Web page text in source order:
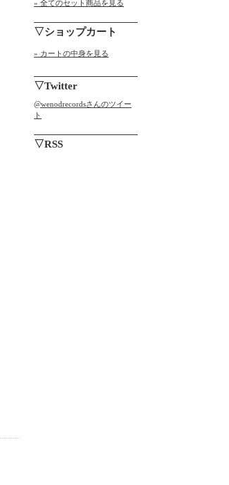
» 全てのセット商品を見る
▽ショップカート
» カートの中身を見る
▽Twitter
@wenodrecordsさんのツイー
ト
▽RSS